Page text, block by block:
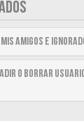
Amigos e
o borrar